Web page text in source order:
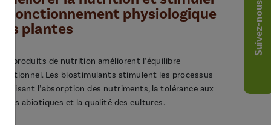
le fonctionnement physiologique
des plantes
Nos produits de nutrition améliorent l’équilibre
nutritionnel. Les biostimulants stimulent les processus
l’absorption des nutriments, la tolérance aux
stress abiotiques et la qualité des cultures.
Suivez-nous